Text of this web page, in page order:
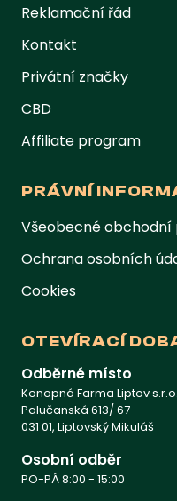
Reklamační řád
Kontakt
Privátní značky
CBD
Affiliate program
PRÁVNÍ
Všeobecné
Ochrana osobních
Cookies
OTEVÍRACÍ
Odběrné místo
Konopná Farma Liptov s.r.o.
Palučanská 613/ 67
031 01, Liptovský Mikuláš
Osobní odběr
PO-PÁ 8:00 - 15:00